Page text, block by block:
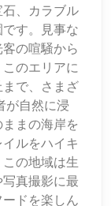
、カラブル
す。見事な
の喧騒から
のエリアに
で、さまざ
が自然に浸
まの海岸を
ルをハイキ
の地域は生
真撮影に最
ドを楽しん